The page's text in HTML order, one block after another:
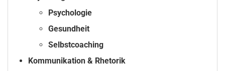
Psychologie
Gesundheit
Selbstcoaching
Kommunikation & Rhetorik